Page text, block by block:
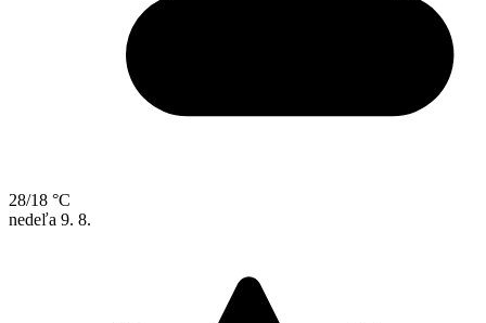
28/18 °C
nedeľa 9. 8.